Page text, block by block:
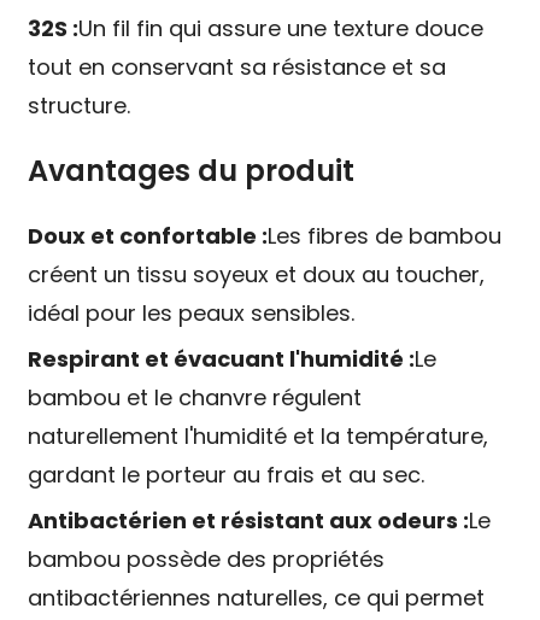
32S :Un fil fin qui assure une texture douce
tout en conservant sa résistance et sa
structure.
Avantages du produit
Doux et confortable :Les fibres de bambou
créent un tissu soyeux et doux au toucher,
idéal pour les peaux sensibles.
Respirant et évacuant l'humidité :Le
bambou et le chanvre régulent
naturellement l'humidité et la température,
gardant le porteur au frais et au sec.
Antibactérien et résistant aux odeurs :Le
bambou possède des propriétés
antibactériennes naturelles, ce qui permet